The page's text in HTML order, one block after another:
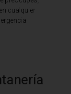
cualquier